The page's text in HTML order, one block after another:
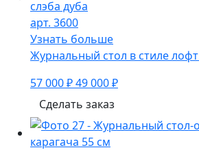
арт. 3600
Узнать больше
Журнальный стол в стиле лофт
57 000 ₽49 000 ₽
Сделать заказ